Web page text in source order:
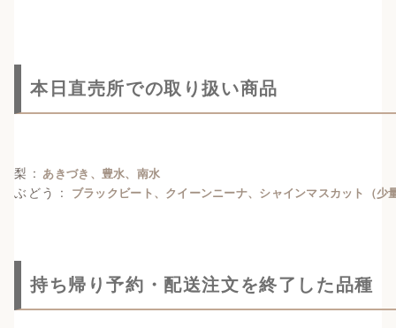
本日直売所での取り扱い商品
梨 : あきづき、豊水、南水
ぶどう : ブラックビート、クイーンニーナ、シャインマスカット（少
持ち帰り予約・配送注文を終了した品種